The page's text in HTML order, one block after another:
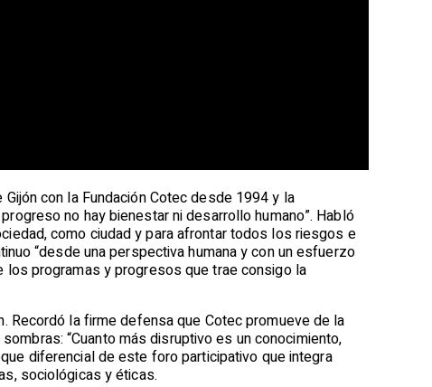
con la Fundación Cotec desde 1994 y la
no hay bienestar ni desarrollo humano”. Habló
como ciudad y para afrontar todos los riesgos e
“desde una perspectiva humana y con un esfuerzo
los programas y progresos que trae consigo la
Recordó la firme defensa que Cotec promueve de la
“Cuanto más disruptivo es un conocimiento,
diferencial de este foro participativo que integra
sociológicas y éticas.